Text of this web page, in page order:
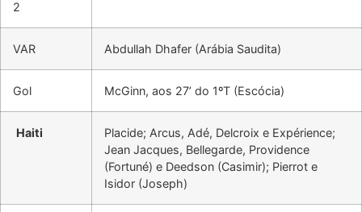
2
VAR Abdullah Dhafer (Arábia Saudita)
Gol McGinn, aos 27’ do 1ºT (Escócia)
Haiti
Placide; Arcus, Adé, Delcroix e Expérience;
Jean Jacques, Bellegarde, Providence
(Fortuné) e Deedson (Casimir); Pierrot e
Isidor (Joseph)